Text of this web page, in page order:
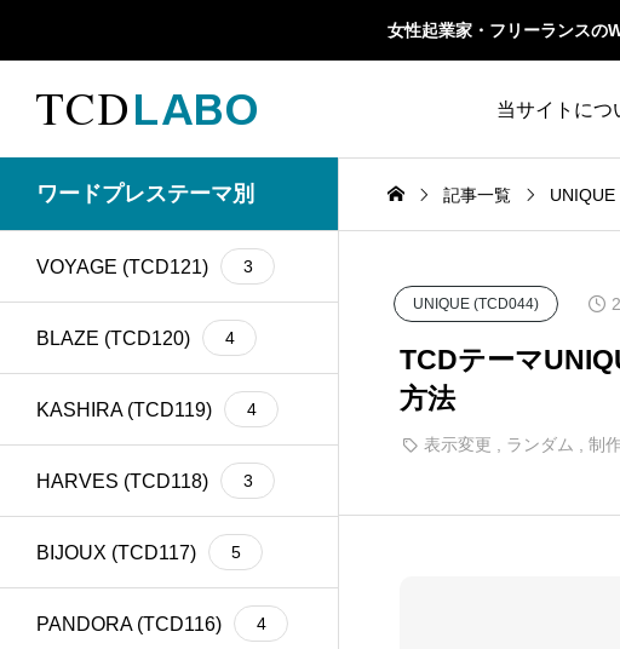
女性起業家・フリーランスの
当サイトにつ
Google Map 20
Gutenberg 6
14
meta description 21
39
SNSアイコン
TCDクラシックエデ
1
Webフォント 6
TCD LABOとは
ファイルの編集
ワードプレステーマ別
VOYAGE (TCD121) 3
BLAZE (TCD120) 4
KASHIRA (TCD119) 4
HARVES (TCD118) 3
BIJOUX (TCD117) 5
PANDORA (TCD116) 4
記事一覧
UNIQUE (TCD044)
TCDテーマ
方法
表示変更 ランダム 制